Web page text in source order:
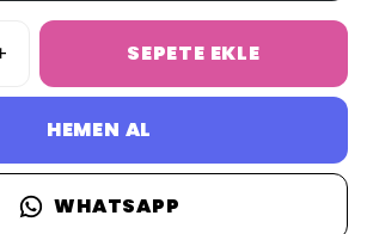
SEPETE EKLE
HEMEN AL
WHATSAPP